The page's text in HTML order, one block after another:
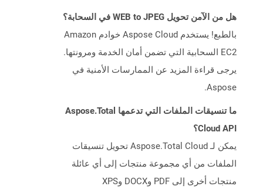
هل من الآمن تحويل WEB to JPEG في السحابة؟
بالطبع! يستخدم Aspose Cloud خوادم Amazon
EC2 السحابية التي تضمن أمان الخدمة ومرونتها.
يرجى قراءة المزيد عن الممارسات الأمنية في
Aspose.
ما تنسيقات الملفات التي تدعمها Aspose.Total
Cloud API؟
يمكن لـ Aspose.Total Cloud تحويل تنسيقات
الملفات من أي مجموعة منتجات إلى أي عائلة
منتجات أخرى إلى PDF وDOCX وXPS